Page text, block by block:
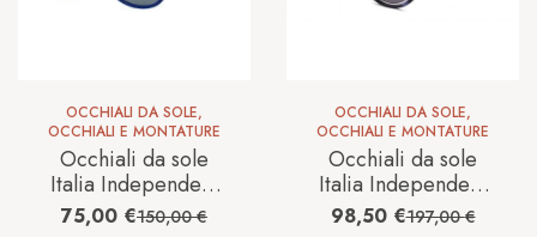
OCCHIALI DA SOLE,
OCCHIALI E MONTATURE
Occhiali da sole
Italia Independent
Uomo 0701
150,00€
75,00 €
OCCHIALI DA SOLE,
OCCHIALI E MONTATURE
Occhiali da sole
Italia Independent
Donna 0807M
197,00€
98,50 €